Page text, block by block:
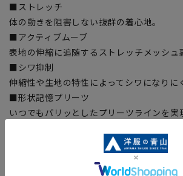
■ストレッチ
体の動きを阻害しない抜群の着心地。
■アクティブムーブ
表地の伸縮に追随するストレッチメッシュ
■シワ抑制
伸縮性や生地の特性によってシワになりに
■形状記憶プリーツ
いつでもパリッとしたプリーツラインを実
交互に履くことで綺麗にパンツ長持ち。
この商品はリサイクル原料を使用し、プラ